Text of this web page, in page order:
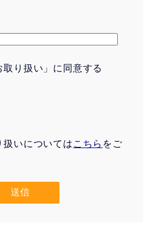
り扱い」に同意する
いについては こちら をご